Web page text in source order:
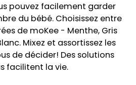
pouvez facilement garder
du bébé. Choisissez entre
de moKee - Menthe, Gris
Mixez et assortissez les
de décider! Des solutions
facilitent la vie.